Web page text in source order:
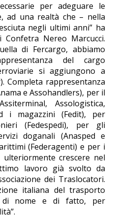
per adeguare le
ad una realtà che – nella
negli ultimi anni” ha
Nereo Marcucci.
di Fercargo, abbiamo
del cargo
si aggiungono a
Completa rappresentanza
e Assohandlers), per il
Assologistica,
i magazzini (Fedit), per
(Fedespedi), per gli
doganali (Anasped e
(Federagenti) e per i
crescere nel
lavoro già svolto da
dei Traslocatori.
italiana del trasporto
di nome e di fatto, per